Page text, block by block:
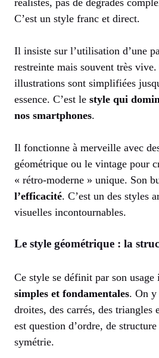
réalistes, pas de dégradés
C’est un style franc et direct.
Il insiste sur l’utilisation d’une
restreinte mais souvent très
illustrations sont simplifiées
essence. C’est le style qui
nos smartphones.
Il fonctionne à merveille avec
géométrique ou le vintage pour
« rétro-moderne » unique. Son
l’efficacité. C’est un des styles
visuelles incontournables.
Le style géométrique : la
Ce style se définit par son usage
simples et fondamentales. On y
droites, des carrés, des triangles
est question d’ordre, de
symétrie.